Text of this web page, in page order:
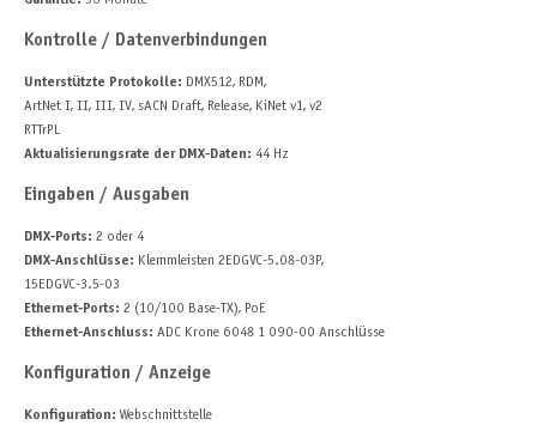
Kontrolle / Datenverbindungen
Unterstützte Protokolle: DMX512, RDM,
ArtNet I, II, III, IV, sACN Draft, Release, KiNet v1, v2
RTTrPL
Aktualisierungsrate der DMX-Daten: 44 Hz
Eingaben / Ausgaben
DMX-Ports: 2 oder 4
DMX-Anschlüsse: Klemmleisten 2EDGVC-5.08-03P,
15EDGVC-3.5-03
Ethernet-Ports: 2 (10/100 Base-TX), PoE
Ethernet-Anschluss: ADC Krone 6048 1 090-00 Anschlüsse
Konfiguration / Anzeige
Konfiguration: Webschnittstelle